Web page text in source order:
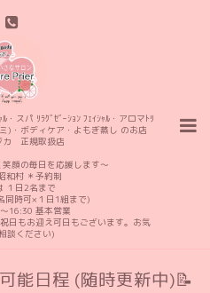
・スパ ﾘﾗｸﾞｾﾞｰｼｮﾝ ﾌｪｲｼｬﾙ・アロマﾄﾘ
)・ボディケア・よもぎ蒸し のお店
カ 正規取扱店
顔の毎日を応援します〜
和村 ＊予約制
１日2名まで
同時可×１日1組まで)
16:30 基本営業
日もお迎え可日もございます。お気
談ください)
能日程 (随時更新中)📝